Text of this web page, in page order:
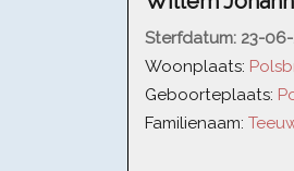
Sterfdatum: 23-
Woonplaats:
Geboorteplaats:
Familienaam: